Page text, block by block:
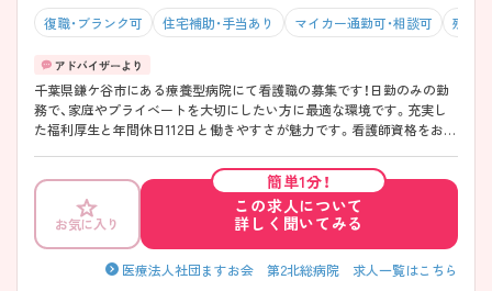
復職・ブランク可 住宅補助・手当あり マイカー通勤可・相談可 残業
千葉県鎌ケ谷市にある療養型病院にて看護職の募集です！日勤のみの勤
務で、家庭やプライベートを大切にしたい方に最適な環境です。充実し
た福利厚生と年間休日112日と働きやすさが魅力です。看護師資格をお持
イントをお伝えしますので、お気軽にお問い合わせください。
お気に入り
簡単1分！
この求人について
詳しく聞いてみる
医療法人社団ますお会 第2北総病院 求人一覧はこちら